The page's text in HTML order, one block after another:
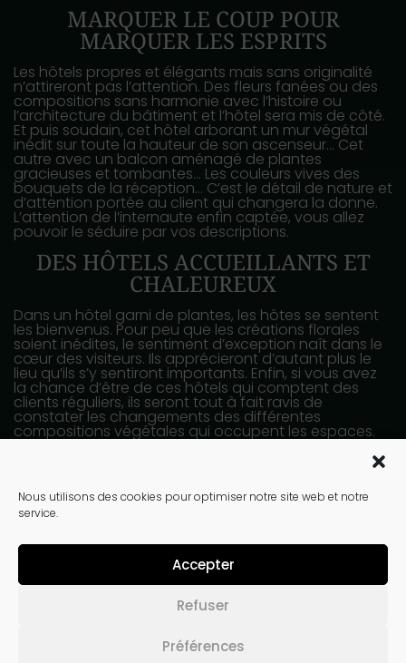
Nous utilisons des cookies pour optimiser notre site web et notre
service.
Accepter
Refuser
Préférences
MARQUER LE COUP POUR
MARQUER LES ESPRITS
Les hôtels propres et élégants mais sans originalité
n’attireront pas l’attention. Des fleurs fanées ou des
compositions sans harmonie avec l’histoire ou
l’architecture du bâtiment et l’hôtel sera mis de côté.
Et puis soudain, cet hôtel arborant un mur végétal
inédit sur toute la hauteur de son ascenseur… Cet
autre avec un balcon aménagé de plantes
gracieuses et tombantes… Les couleurs vives des
bouquets de la réception… C’est le détail de nature et
d’attention portée au client qui changera la donne.
L’attention de l’internaute enfin captée, vous allez
pouvoir le séduire par vos descriptions.
DES HÔTELS ACCUEILLANTS ET
CHALEUREUX
Dans un hôtel garni de plantes, les hôtes se sentent
les bienvenus. Pour peu que les créations florales
soient inédites, le sentiment d’exception naît dans le
cœur des visiteurs. Ils apprécieront d’autant plus le
lieu qu’ils s’y sentiront importants. Enfin, si vous avez
la chance d’être de ces hôtels qui comptent des
clients réguliers, ils seront tout à fait ravis de
constater les changements des différentes
compositions végétales qui occupent les espaces.
Le changement, c’est maintenant.